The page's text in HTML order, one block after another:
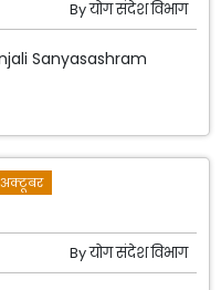
Byयोग संदेश विभाग
Sanyasashram
अक्टूबर
Byयोग संदेश विभाग